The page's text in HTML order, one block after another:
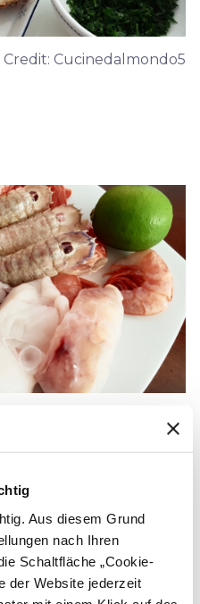
Aus diesem Grund
nach Ihren
Schaltfläche „Cookie-
der Website jederzeit
Cucinedalmondo5
den Caldaro - Credit:
den Herd gestellt
geben; wenn
Knoblauch und
feingehackt wurden,